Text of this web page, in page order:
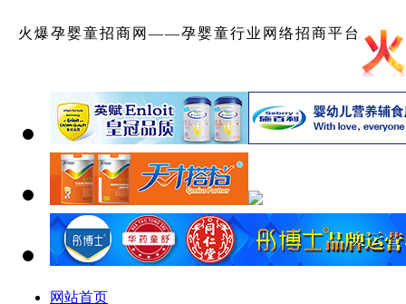
火爆孕婴童招商网——孕婴童行业网络招商平台
网站首页